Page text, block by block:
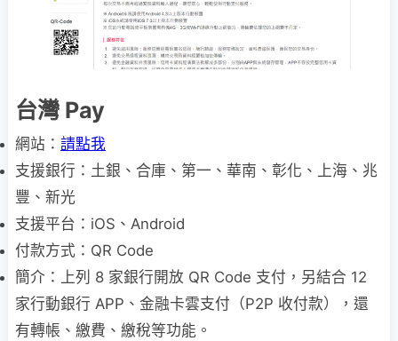
台灣 Pay
網站： 請點我
支援銀行：土銀、合庫、第一、華南、彰化、上海、兆
豐、新光
支援平台：iOS、Android
付款方式：QR Code
簡介：上列 8 家銀行開放 QR Code 支付，另結合 12
家行動銀行 APP、金融卡雲支付（P2P 收付款），還
有轉帳、繳費、繳稅等功能。